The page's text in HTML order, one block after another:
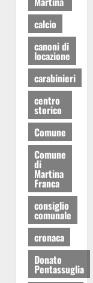
calcio
canoni di
locazione
carabinieri
centro
storico
Comune
Comune
di
Martina
Franca
consiglio
comunale
cronaca
Donato
Pentassuglia